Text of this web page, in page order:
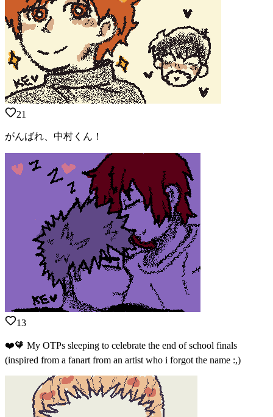
21
がんばれ、中村くん！
13
❤️🧡 My OTPs sleeping to celebrate the end of school finals
(inspired from a fanart from an artist who i forgot the name :,)